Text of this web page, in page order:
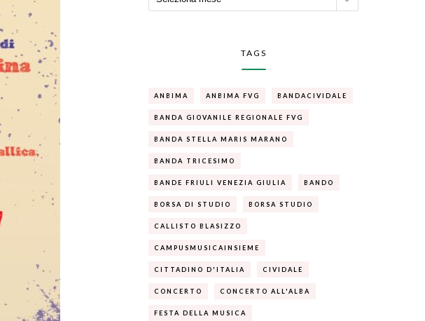
TAGS
ANBIMA ANBIMA FVG BANDACIVIDALE
BANDA GIOVANILE REGIONALE FVG
BANDA STELLA MARIS MARANO
BANDA TRICESIMO
BANDE FRIULI VENEZIA GIULIA BANDO
BORSA DI STUDIO BORSA STUDIO
CALLISTO BLASIZZO
CAMPUSMUSICAINSIEME
CITTADINO D'ITALIA CIVIDALE
CONCERTO CONCERTO ALL'ALBA
FESTA DELLA MUSICA